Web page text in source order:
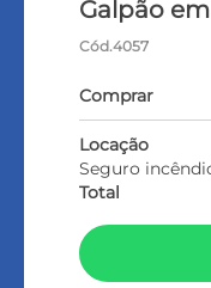
Galpão
Cód.4057
Comprar
Locação
Seguro
Total